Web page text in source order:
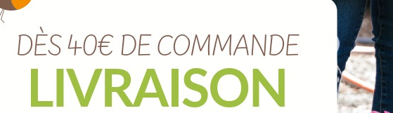
JCCD
EAN :3150280696206
Marque : SOERGEN Distribution